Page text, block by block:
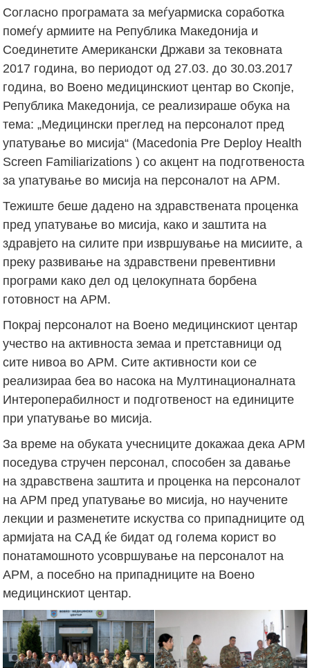
Согласно програмата за меѓуармиска соработка
помеѓу армиите на Република Македонија и
Соединетите Американски Држави за тековната
2017 година, во периодот од 27.03. до 30.03.2017
година, во Воено медицинскиот центар во Скопје,
Република Македонија, се реализираше обука на
тема: „Медицински преглед на персоналот пред
упатување во мисија“ (Macedonia Pre Deploy Health
Screen Familiarizations ) со акцент на подготвеноста
за упатување во мисија на персоналот на АРМ.
Тежиште беше дадено на здравствената проценка
пред упатување во мисија, како и заштита на
здравјето на силите при извршување на мисиите, а
преку развивање на здравствени превентивни
програми како дел од целокупната борбена
готовност на АРМ.
Покрај персоналот на Воено медицинскиот центар
учество на активноста земаа и претставници од
сите нивоа во АРМ. Сите активности кои се
реализираа беа во насока на Мултинационалната
Интероперабилност и подготвеност на единиците
при упатување во мисија.
За време на обуката учесниците докажаа дека АРМ
поседува стручен персонал, способен за давање
на здравствена заштита и проценка на персоналот
на АРМ пред упатување во мисија, но научените
лекции и разменетите искуства со припадниците од
армијата на САД ќе бидат од голема корист во
понатамошното усовршување на персоналот на
АРМ, а посебно на припадниците на Воено
медицинскиот центар.